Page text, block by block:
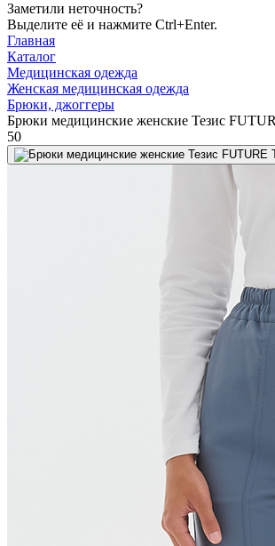
Заметили неточность?
Выделите её и нажмите Ctrl+Enter.
Главная
Каталог
Медицинская одежда
Женская медицинская одежда
Брюки, джоггеры
Брюки медицинские женские Тезис
50